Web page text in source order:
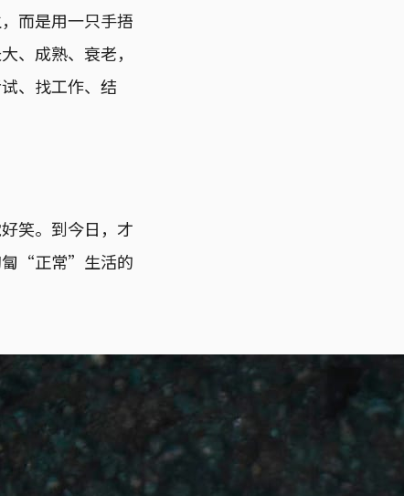
而是用一只手捂
、成熟、衰老，
、找工作、结
笑。到今日，才
匐“正常”生活的